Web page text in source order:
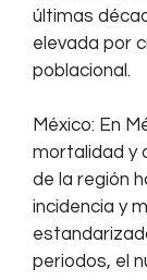
últimas
elevada por
poblacional.
México: En
mortalidad y
de la región
incidencia y
periodos, el